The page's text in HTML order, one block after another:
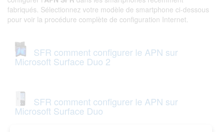
fabriqués. Sélectionnez votre modèle de smartphone ci-dessous
pour voir la procédure complète de configuration Internet.
SFR comment configurer le APN sur
Microsoft Surface Duo 2
SFR comment configurer le APN sur
Microsoft Surface Duo